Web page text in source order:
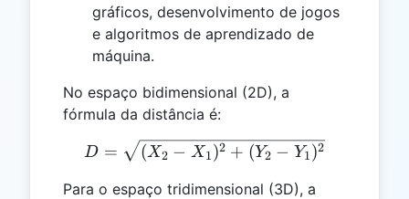
gráficos, desenvolvimento de jogos
e algoritmos de aprendizado de
máquina.
No espaço bidimensional (2D), a
fórmula da distância é:
D = \sqrt{(X₂ - X₁)^2 +
D = (X2 − X1)2 + (Y2 − Y1)2
Para o espaço tridimensional (3D), a